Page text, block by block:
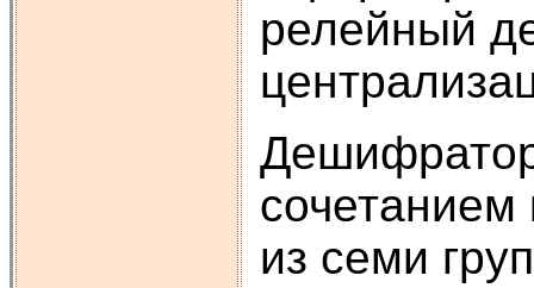
релейный
сочетанием
из семи